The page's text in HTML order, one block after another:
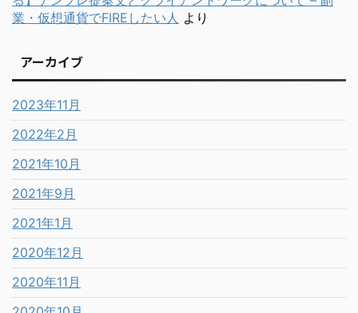
業・仮想通貨でFIREしたい人 より
アーカイブ
2023年11月
2022年2月
2021年10月
2021年9月
2021年1月
2020年12月
2020年11月